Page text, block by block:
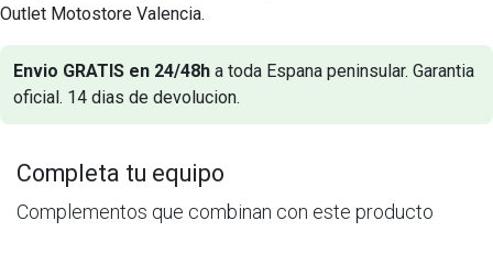
Outlet Motostore Valencia.
Envio GRATIS en 24/48h a toda Espana peninsular. Garantia
oficial. 14 dias de devolucion.
Completa tu equipo
Complementos que combinan con este producto